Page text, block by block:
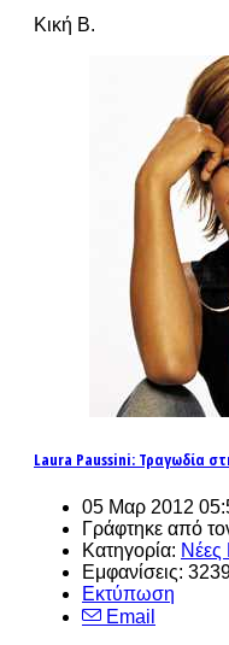
Κική Β.
Laura Paussini: Τραγωδία
05 Μαρ 2012
Γράφτηκε από
Κατηγορία: Νέες
Εμφανίσεις:
Εκτύπωση
Email